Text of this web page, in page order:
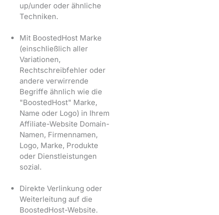
up/under oder ähnliche
Techniken.
Mit BoostedHost Marke
(einschließlich aller
Variationen,
Rechtschreibfehler oder
andere verwirrende
Begriffe ähnlich wie die
"BoostedHost" Marke,
Name oder Logo) in Ihrem
Affiliate-Website Domain-
Namen, Firmennamen,
Logo, Marke, Produkte
oder Dienstleistungen
sozial.
Direkte Verlinkung oder
Weiterleitung auf die
BoostedHost-Website.